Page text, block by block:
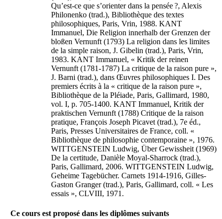
Qu’est-ce que s’orienter dans la pensée ?, Alexis
Philonenko (trad.), Bibliothèque des textes
philosophiques, Paris, Vrin, 1988. KANT
Immanuel, Die Religion innerhalb der Grenzen der
bloßen Vernunft (1793) La religion dans les limites
de la simple raison, J. Gibelin (trad.), Paris, Vrin,
1983. KANT Immanuel, « Kritik der reinen
Vernunft (1781-1787) La critique de la raison pure »,
J. Barni (trad.), dans Œuvres philosophiques I. Des
premiers écrits à la « critique de la raison pure »,
Bibliothèque de la Pléiade, Paris, Gallimard, 1980,
vol. I, p. 705-1400. KANT Immanuel, Kritik der
praktischen Vernunft (1788) Critique de la raison
pratique, François Joseph Picavet (trad.), 7e éd.,
Paris, Presses Universitaires de France, coll. «
Bibliothèque de philosophie contemporaine », 1976.
WITTGENSTEIN Ludwig, Über Gewissheit (1969)
De la certitude, Danièle Moyal-Sharrock (trad.),
Paris, Gallimard, 2006. WITTGENSTEIN Ludwig,
Geheime Tagebücher. Carnets 1914-1916, Gilles-
Gaston Granger (trad.), Paris, Gallimard, coll. « Les
essais », CLVIII, 1971.
Ce cours est proposé dans les diplômes suivants